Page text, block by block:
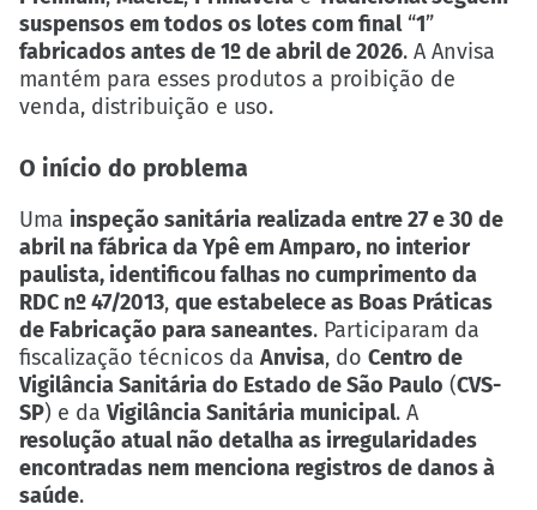
suspensos em todos os lotes com final“1”
fabricados antes de 1º de abril de 2026. A Anvisa
mantém para esses produtos a proibição de
venda, distribuição e uso.
O início do problema
Uma inspeção sanitária realizada entre 27 e 30 de
abril na fábrica da Ypê em Amparo, no interior
paulista, identificou falhas no cumprimento da
RDC nº 47/2013, que estabelece as Boas Práticas
de Fabricação para saneantes. Participaram da
fiscalização técnicos da Anvisa, do Centro de
Vigilância Sanitária do Estado de São Paulo (CVS-
SP) e da Vigilância Sanitária municipal. A
resolução atual não detalha as irregularidades
encontradas nem menciona registros de danos à
saúde.